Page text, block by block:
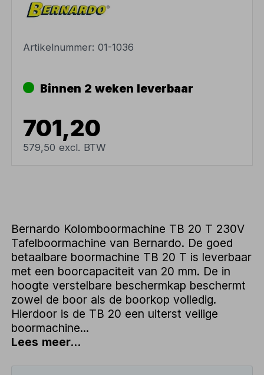
Artikelnummer:01-1036
Binnen 2 weken leverbaar
701,20
579,50 excl. BTW
Bernardo Kolomboormachine TB 20 T 230V
Tafelboormachine van Bernardo. De goed
betaalbare boormachine TB 20 T is leverbaar
met een boorcapaciteit van 20 mm. De in
hoogte verstelbare beschermkap beschermt
zowel de boor als de boorkop volledig.
Hierdoor is de TB 20 een uiterst veilige
boormachine...
Lees meer...